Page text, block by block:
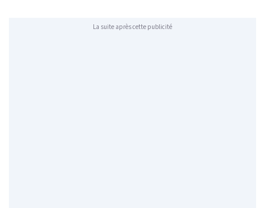
La suite après cette publicité